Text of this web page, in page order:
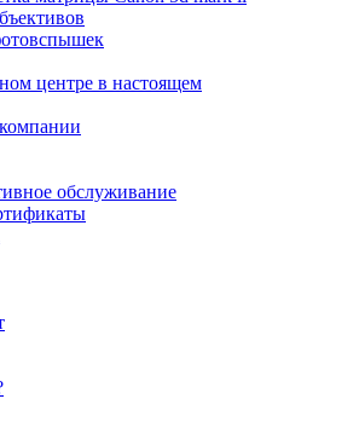
центре в настоящем
обслуживание